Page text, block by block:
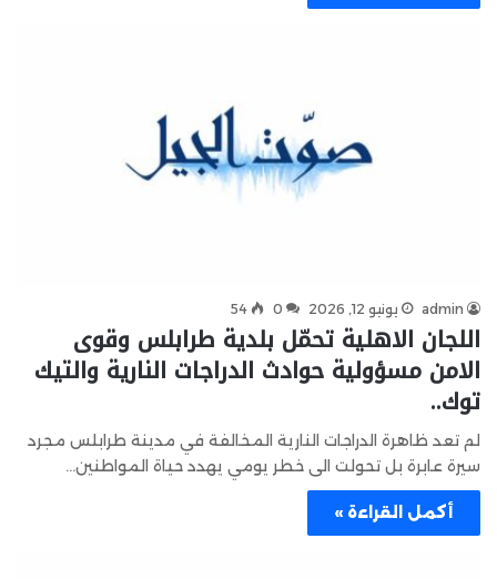
admin يونيو 12, 2026 0
54
اللجان الاهلية تحمّل بلدية طرابلس وقوى
الامن مسؤولية حوادث الدراجات النارية والتيك
توك..
لم تعد ظاهرة الدراجات النارية المخالفة في مدينة طرابلس مجرد
سيرة عابرة بل تحولت الى خطر يومي يهدد حياة المواطنين…
أكمل القراءة »